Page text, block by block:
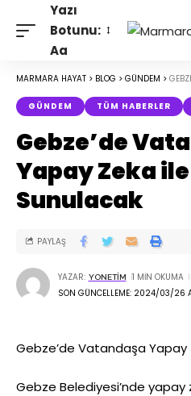
Yazı
Botunu:
Aa
MARMARA HAYAT > BLOG > GÜNDEM >
GÜNDEM TÜM HABERLER
Gebze’de
Yapay Zeka
Sunulacak
SON GÜNCELLEME: 2024/03/26
YAZAR: YONETIM 1 MIN OKUMA
PAYLAŞ
Gebze’de Vatandaşa
Gebze Belediyesi’nde